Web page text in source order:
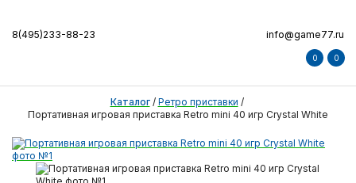
8(495)233-88-23 info@game77.ru
0 0
Каталог/ Ретро приставки /
Портативная игровая приставка Retro mini 40 игр Crystal White